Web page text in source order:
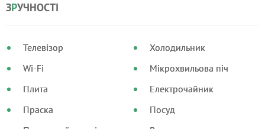
ЗРУЧНОСТІ
Телевізор
Wi-Fi
Плита
Праска
Холодильник
Мікрохвильова піч
Електрочайник
Посуд